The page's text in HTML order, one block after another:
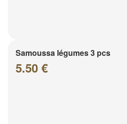
Samoussa légumes 3 pcs
5.50 €